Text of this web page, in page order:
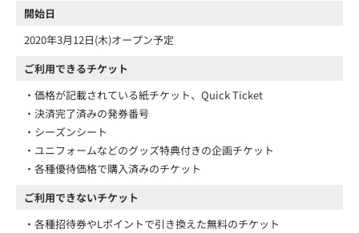
開始日
2020年3月12日(木)オープン予定
ご利用できるチケット
・価格が記載されている紙チケット、Quick Ticket
・決済完了済みの発券番号
・シーズンシート
・ユニフォームなどのグッズ特典付きの企画チケット
・各種優待価格で購入済みのチケット
ご利用できないチケット
・各種招待券やLポイントで引き換えた無料のチケット